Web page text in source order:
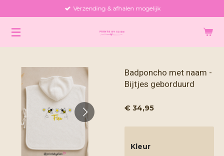
naar
Verzending & afhalen mogelijk
Badponcho met naam -
Bijtjes geborduurd
€ 34,95
Kleur